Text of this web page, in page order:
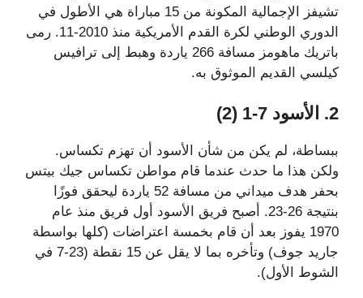
تشيفز الإجمالية المكونة من 15 مباراة هي الأطول في
الدوري الوطني لكرة القدم الأمريكية منذ 2010-11. رمى
باتريك ماهومز مسافة 266 ياردة وهبط إلى ترافيس
كيلسي القديم الموثوق به.
2. الأسود 7-1 (2)
ببساطة، لم يكن من شأن الأسود أن تهزم تكساس.
ولكن هذا ما حدث عندما قام مواطن تكساس جيك بيتس
بحفر هدف ميداني من مسافة 52 ياردة ليحقق فوزًا
بنتيجة 26-23. أصبح فريق الأسود أول فريق منذ عام
1970 يفوز بعد أن قام بخمسة اعتراضات (كلها بواسطة
جاريد جوف) وتأخره بما لا يقل عن 15 نقطة (23-7 في
الشوط الأول).